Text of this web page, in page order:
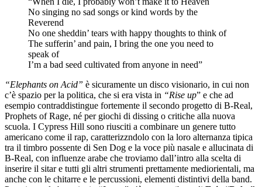
No singing no sad songs or kind words by the
Reverend
No one sheddin’ tears with happy thoughts to think of
The sufferin’ and pain, I bring the one you need to
speak of
I’m a bad seed cultivated from anyone in need”
“Elephants on Acid” è sicuramente un disco visionario, in cui non
c’è spazio per la politica, che si era vista in “Rise up” e che ad
esempio contraddistingue fortemente il secondo progetto di B-Real,
Prophets of Rage, né per giochi di dissing o critiche alla nuova
scuola. I Cypress Hill sono riusciti a combinare un genere tutto
americano come il rap, caratterizzndolo con la loro alternanza tipica
tra il timbro possente di Sen Dog e la voce più nasale e allucinata di
B-Real, con influenze arabe che troviamo dall’intro alla scelta di
inserire il sitar e tutti gli altri strumenti prettamente mediorientali, ma
anche con le chitarre e le percussioni, elementi distintivi della band.